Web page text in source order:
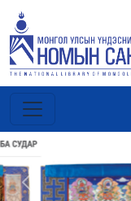
Previous